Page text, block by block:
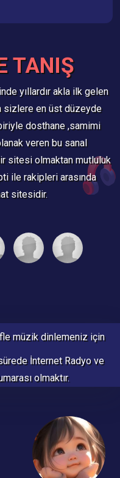
TANIŞ
yıllardır akla ilk gelen
sizlere en üst düzeyde
dosthane ,samimi
veren bu sanal
sitesi olmaktan mutluluk
ile rakipleri arasında
sitesidir.
müzik dinlemeniz için
İnternet Radyo ve
olmaktır.